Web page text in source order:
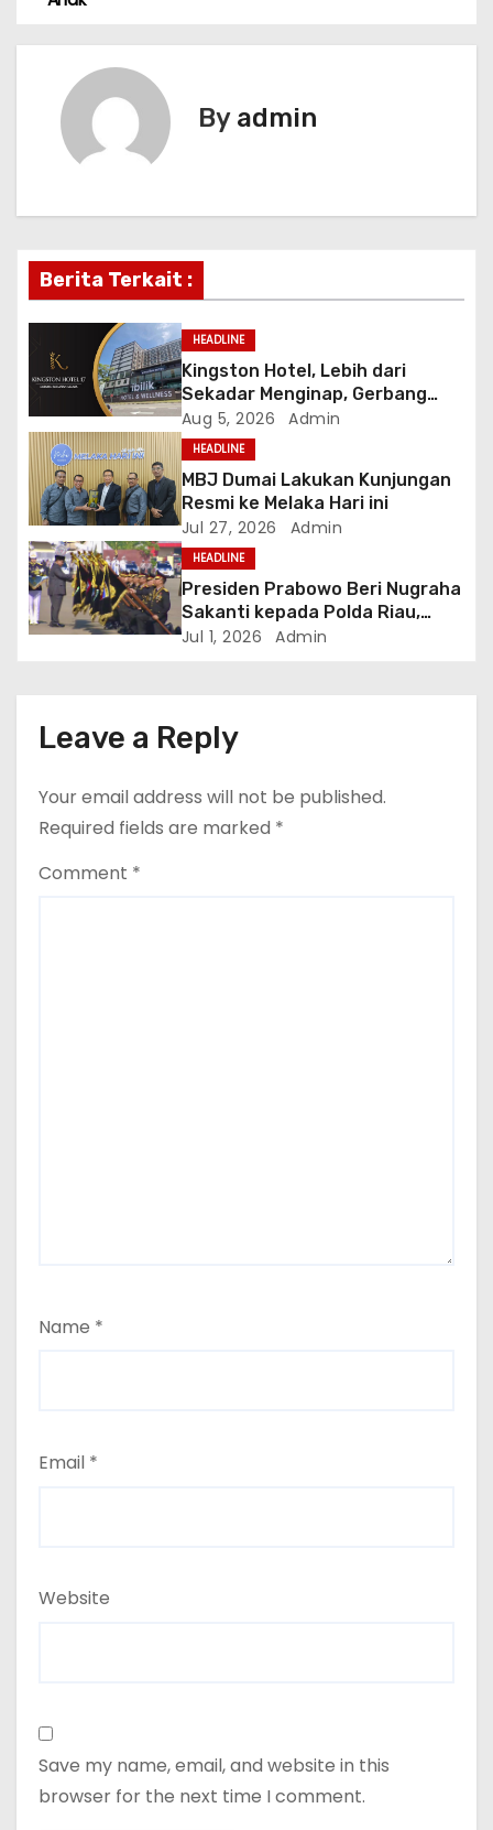
i
g
a
o
n
By admin
Berita Terkait :
HEADLINE
Kingston Hotel, Lebih dari
Sekadar Menginap, Gerbang
Anda Menuju yang Terbaik di
Melaka
Aug 5, 2026 Admin
HEADLINE
MBJ Dumai Lakukan Kunjungan
Resmi ke Melaka Hari ini
Jul 27, 2026 Admin
HEADLINE
Presiden Prabowo Beri Nugraha
Sakanti kepada Polda Riau,
Kapolda: Penghargaan Ini Milik
Jul 1, 2026 Admin
Leave a Reply
Your email address will not be published.
Required fields are marked *
Comment *
Name *
Email *
Website
Save my name, email, and website in this
browser for the next time I comment.